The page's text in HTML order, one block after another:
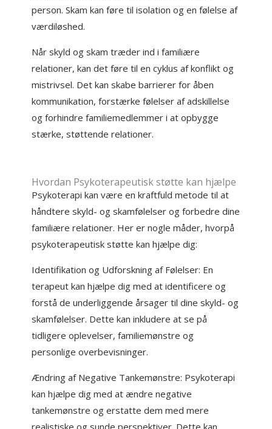
person. Skam kan føre til isolation og en følelse af
værdiløshed.
Når skyld og skam træder ind i familiære
relationer, kan det føre til en cyklus af konflikt og
mistrivsel. Det kan skabe barrierer for åben
kommunikation, forstærke følelser af adskillelse
og forhindre familiemedlemmer i at opbygge
stærke, støttende relationer.
Hvordan Psykoterapeutisk støtte kan hjælpe
Psykoterapi kan være en kraftfuld metode til at
håndtere skyld- og skamfølelser og forbedre dine
familiære relationer. Her er nogle måder, hvorpå
psykoterapeutisk støtte kan hjælpe dig:
Identifikation og Udforskning af Følelser: En
terapeut kan hjælpe dig med at identificere og
forstå de underliggende årsager til dine skyld- og
skamfølelser. Dette kan inkludere at se på
tidligere oplevelser, familiemønstre og
personlige overbevisninger.
Ændring af Negative Tankemønstre: Psykoterapi
kan hjælpe dig med at ændre negative
tankemønstre og erstatte dem med mere
realistiske og sunde perspektiver. Dette kan